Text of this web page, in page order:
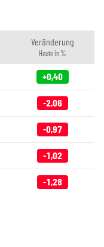
Veränderung
Heute in %
+0,40
-2,06
-0,97
-1,02
-1,28